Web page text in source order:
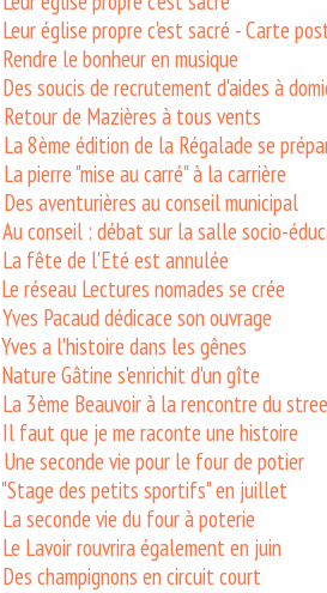
Leur église propre c'est sacré - Carte
Rendre le bonheur en musique
Des soucis de recrutement d'aides à
Retour de Mazières à tous vents
La 8ème édition de la Régalade se
La pierre "mise au carré" à la carrière
Des aventurières au conseil municipal
Au conseil : débat sur la salle socio-
La fête de l'Eté est annulée
Le réseau Lectures nomades se crée
Yves Pacaud dédicace son ouvrage
Yves a l'histoire dans les gênes
Nature Gâtine s'enrichit d'un gîte
La 3ème Beauvoir à la rencontre du
Il faut que je me raconte une histoire
Une seconde vie pour le four de potier
"Stage des petits sportifs" en juillet
La seconde vie du four à poterie
Le Lavoir rouvrira également en juin
Des champignons en circuit court